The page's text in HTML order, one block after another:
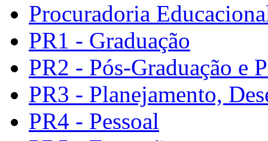
Procuradoria
PR1 - Graduação
PR2 - Pós-Graduação e
PR3 - Planejamento,
PR4 - Pessoal